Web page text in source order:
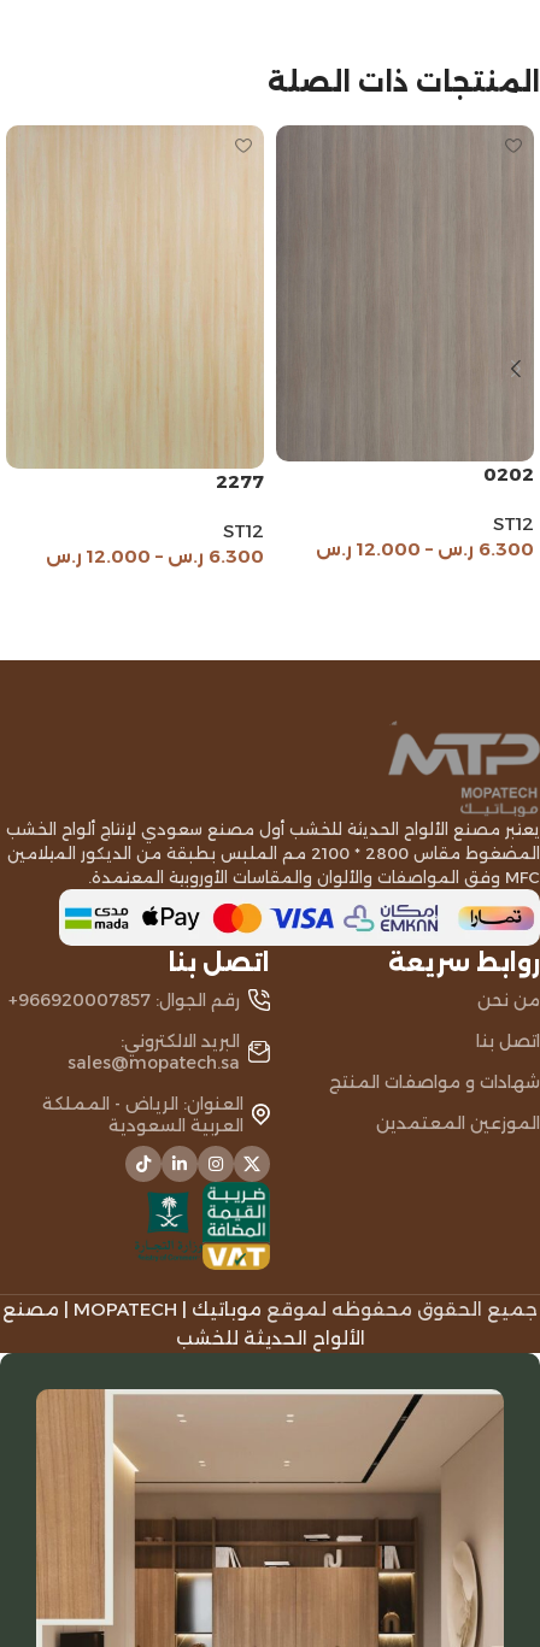
المنتجات ذات الصلة
0202
ST12
6.300 ر.س –
12.000 ر.س
2277
ST12
6.300 ر.س –
12.000 ر.س
يعتبر مصنع الألواح الحديثة للخشب أول مصنع سعودي لإنتاج ألواح الخشب
المضغوط مقاس 2800 * 2100 مم الملبس بطبقة من الديكور الميلامين
MFC وفق المواصفات والألوان والمقاسات الأوروبية المعتمدة.
روابط سريعة
من نحن
اتصل بنا
شهادات و مواصفات المنتج
الموزعين المعتمدين
اتصل بنا
رقم الجوال: 966920007857+
البريد الالكتروني:
sales@mopatech.sa
العنوان: الرياض - المملكة
العربية السعودية
جميع الحقوق محفوظه لموقع
موباتيك | MOPATECH | مصنع
الألواح الحديثة للخشب